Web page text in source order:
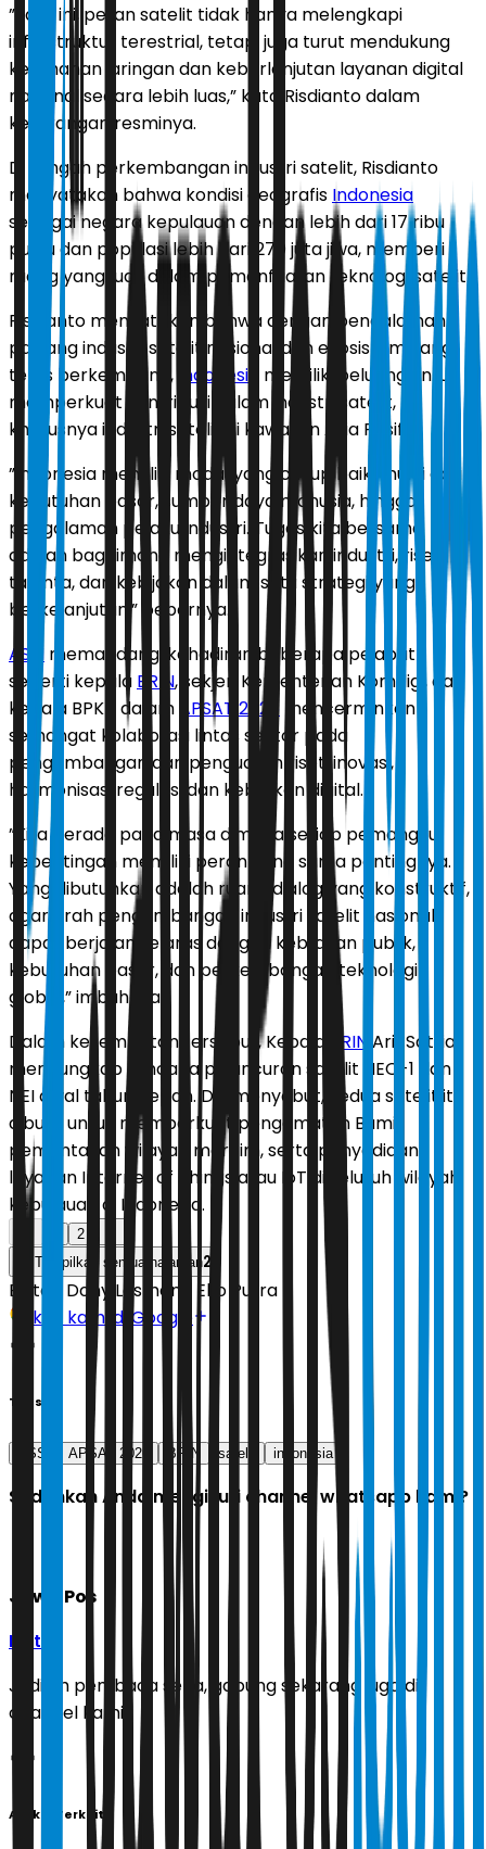
”Saat ini, peran satelit tidak hanya melengkapi
infrastruktur terestrial, tetapi juga turut mendukung
ketahanan jaringan dan keberlanjutan layanan digital
nasional secara lebih luas,” kata Risdianto dalam
keterangan resminya.
Di tengah perkembangan industri satelit, Risdianto
menyatakan bahwa kondisi geografis Indonesia
sebagai negara kepulauan dengan lebih dari 17 ribu
pulau dan populasi lebih dari 270 juta jiwa, memberi
ruang yang luas dalam pemanfaatan teknologi satelit.
Risdianto menyatakan bahwa dengan pengalaman
panjang industri satelit nasional dan ekosistem yang
terus berkembang,
Indonesia
memiliki peluang untuk
memperkuat kontribusi dalam industri satelit,
khususnya industri satelit di kawasan Asia Pasifik
”Indonesia memiliki modal yang cukup baik, mulai dari
kebutuhan pasar, sumber daya manusia, hingga
pengalaman pelaku industri. Tugas kita bersama
adalah bagaimana mengintegrasikan industri, riset,
talenta, dan kebijakan dalam satu strategi yang
berkelanjutan,” bebernya.
ASSI memandang, kehadiran beberapa pejabat
seperti kepala BRIN, sekjen Kementerian Komdigi, dan
kepala BPKN dalam APSAT 2026mencerminkan
semangat kolaborasi lintas sektor pada
pengembangan dan penguatan riset, inovasi,
harmonisasi regulasi dan kebijakan digital.
”Kita berada pada masa dimana setiap pemangku
kepentingan memiliki peran yang sama pentingnya.
Yang dibutuhkan adalah ruang dialog yang konstruktif,
agar arah pengembangan industri satelit nasional
dapat berjalan selaras dengan kebijakan publik,
kebutuhan pasar, dan perkembangan teknologi
global,” imbuhnya.
Dalam kesempatan tersebut, Kepala
BRIN Arif Satria
mengungkap rencana peluncuran satelit NEO-1 dan
NEI awal tahun depan. Dia menyebut, kedua satelit itu
dibuat untuk memperkuat pengamatan Bumi,
pemantauan wilayah maritim, serta penyediaan
layanan Internet of Things atau IoT di seluruh wilayah
kepulauan di Indonesia.
2
Tampilkan semua halaman2
Editor: Dony Lesmana Eko Putra
Ikuti kami di Google
Tags
ASSI APSAT 2026 BRIN satelit indonesia
Sudahkah Anda mengikuti channel whatsapp kami?
Jawa Pos
Ikuti
Jadilah pembaca setia, gabung sekarang juga di
channel kami!
Artikel Terkait